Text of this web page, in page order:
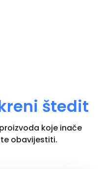
štedit
koje inače
obavijestiti.